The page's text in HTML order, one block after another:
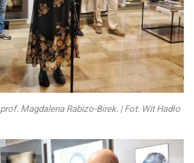
Magdalena Rabizo-Birek. | Fot. Wit Hadło